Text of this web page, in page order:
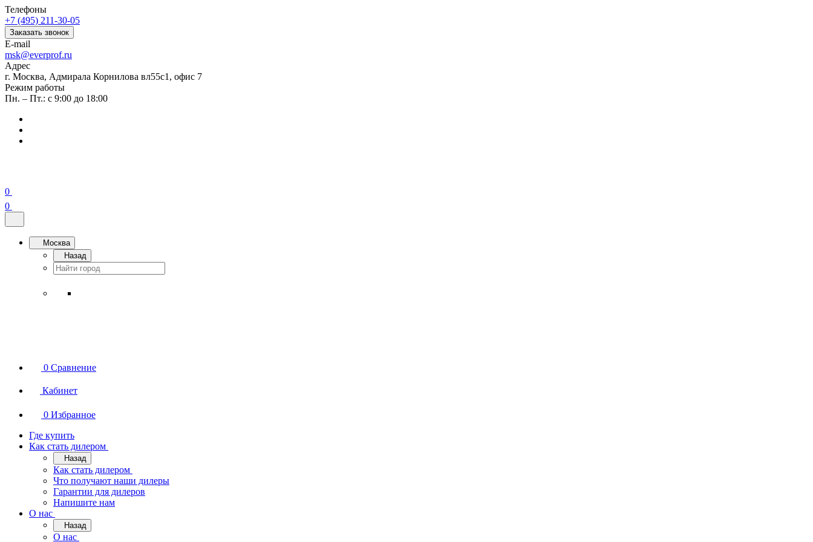
Телефоны
+7 (495) 211-30-05
Заказать звонок
E-mail
msk@everprof.ru
Адрес
г. Москва, Адмирала Корнилова вл55с1, офис 7
Режим работы
Пн. – Пт.: с 9:00 до 18:00
0
0
Москва
Назад
0 Сравнение
Кабинет
0 Избранное
Где купить
Как стать дилером
Назад
Как стать дилером
Что получают наши дилеры
Гарантии для дилеров
Напишите нам
О нас
Назад
О нас